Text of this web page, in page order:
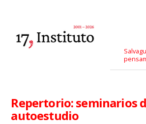
Repertorio: seminarios
autoestudio